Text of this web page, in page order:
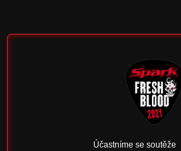
Tu eres mi media naranja, perra!
Účastníme se soutěže